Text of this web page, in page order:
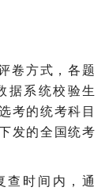
卷方式，各题
据系统校验生
考的统考科目
发的全国统考
查时间内，通